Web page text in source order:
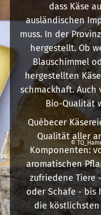
dass Käse
ausländischen
muss. In der
hergestellt. Ob
Blauschimmel
hergestellten
schmackhaft.
Bio-Qualität
Québecer
Qualität aller
Komponenten:
aromatischen
zufriedene Tiere
oder Schafe - bis
die köstlichsten
©